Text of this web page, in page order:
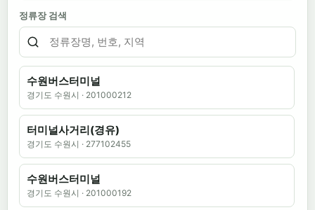
정류장 검색
수원버스터미널
경기도 수원시 · 201000212
터미널사거리(경유)
경기도 수원시 · 277102455
수원버스터미널
경기도 수원시 · 201000192